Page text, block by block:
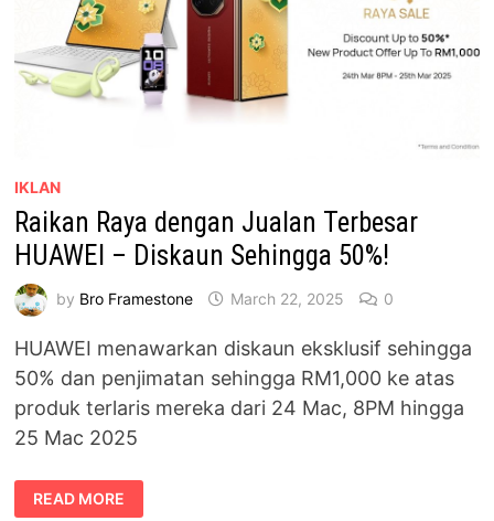
IKLAN
Raikan Raya dengan Jualan Terbesar
HUAWEI – Diskaun Sehingga 50%!
by Bro Framestone March 22, 2025 0
HUAWEI menawarkan diskaun eksklusif sehingga
50% dan penjimatan sehingga RM1,000 ke atas
produk terlaris mereka dari 24 Mac, 8PM hingga
25 Mac 2025
RAIKAN
RAYA
READ MORE